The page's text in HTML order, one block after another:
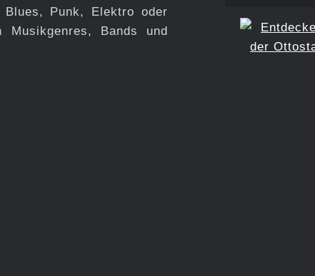
Punk, Elektro oder
Musikgenres, Bands und